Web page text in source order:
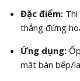
Đặc điểm:Thi
thẳng đứng
Ứng dụng:
mặt bàn bếp/